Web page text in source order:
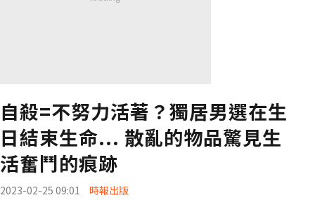
自殺=不努力活著？獨居男選在生
日結束生命... 散亂的物品驚見生
活奮鬥的痕跡
2023-02-25 09:01 時報出版